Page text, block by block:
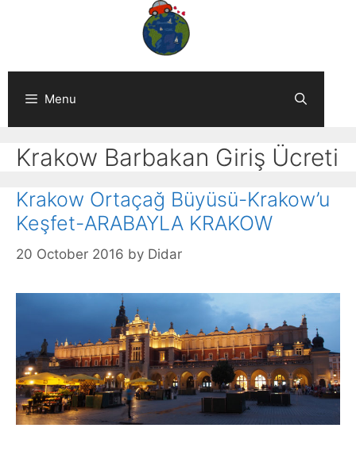
Menu
Krakow Barbakan Giriş Ücreti
Krakow Ortaçağ Büyüsü-Krakow’u
Keşfet-ARABAYLA KRAKOW
20 October 2016 by Didar